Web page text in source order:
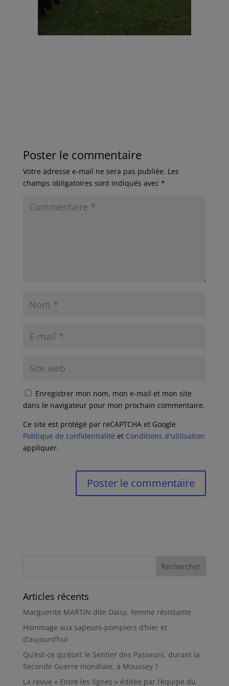
Poster le commentaire
Votre adresse e-mail ne sera pas publiée. Les
champs obligatoires sont indiqués avec *
Enregistrer mon nom, mon e-mail et mon site
dans le navigateur pour mon prochain commentaire.
Ce site est protégé par reCAPTCHA et Google
Politique de confidentialité et Conditions d'utilisation
appliquer.
Articles récents
Marguerite MARTIN dite Daisy, femme résistante
Hommage aux sapeurs-pompiers d’hier et
d’aujourd’hui
Qu’est-ce qu’était le Sentier des Passeurs, durant la
Seconde Guerre mondiale, à Moussey ?
La revue « Entre les lignes » éditée par l’équipe du